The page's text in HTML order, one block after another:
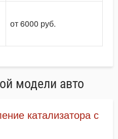
от 6000 руб.
модели авто
катализатора с